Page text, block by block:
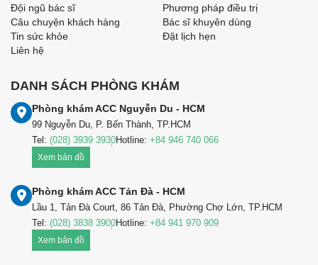
DANH SÁCH PHÒNG KHÁM
Phòng khám ACC Nguyễn Du - HCM
99 Nguyễn Du, P. Bến Thành, TP.HCM
Tel: (028) 3939 3930Hotline: +84 946 740 066
Xem bản đồ
Phòng khám ACC Tản Đà - HCM
Lầu 1, Tản Đà Court, 86 Tản Đà, Phường Chợ Lớn, TP.HCM
Tel: (028) 3838 3900Hotline: +84 941 970 909
Xem bản đồ
Đội ngũ bác sĩ
Câu chuyện khách hàng
Tin sức khỏe
Liên hệ
Phương pháp điều trị
Bác sĩ khuyên dùng
Đặt lịch hẹn